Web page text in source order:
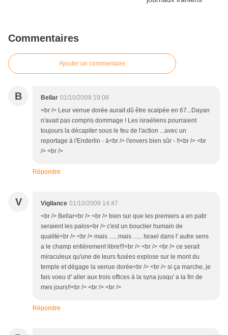
Commentaires
Ajouter un commentaire
B Bellar 01/10/2009 19:08
<br /> Leur verrue dorée aurait dû être scalpée en 67...Dayan
n'avait pas compris dommage ! Les israéliens pourraient
toujours la décapiter sous le feu de l'action ...avec un
reportage à l'Enderlin - à<br /> l'envers bien sûr - !!<br /> <br
/> <br />
Répondre
V Vigilance 01/10/2009 14:47
<br /> Bellar<br /> <br /> bien sur que les premiers a en patir
seraient les palos<br /> c'est un bouclier humain de
qualité<br /> <br /> mais ......mais ...... Israel dans l' autre sens
a le champ entièrement libre!!!<br /> <br /> <br /> ce serait
miraculeux qu'une de leurs fusées explose sur le mont du
temple et dégage la verrue dorée<br /> <br /> si ça marche, je
fais voeu d' aller aux trois offices à la syna jusqu' a la fin de
mes jours!!<br /> <br /> <br />
Répondre